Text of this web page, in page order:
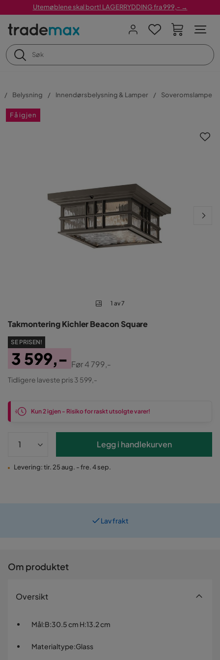
Utemøblene skal bort! LAGERRYDDING fra 999,- →
Belysning Innendørsbelysning & Lamper Soveromslampe
Få igjen
1 av 7
Takmontering Kichler Beacon Square
SE PRISEN!
Pris
3 599,-
Original
Pris
Før4 799,-
Tidligere laveste pris 3 599,-
Kun 2 igjen - Risiko for raskt utsolgte varer!
Legg i handlekurven
Levering: tir. 25 aug. - fre. 4 sep.
Lav frakt
Om produktet
Oversikt
Mål:B:30.5 cm H:13.2 cm
Materialtype:Glass